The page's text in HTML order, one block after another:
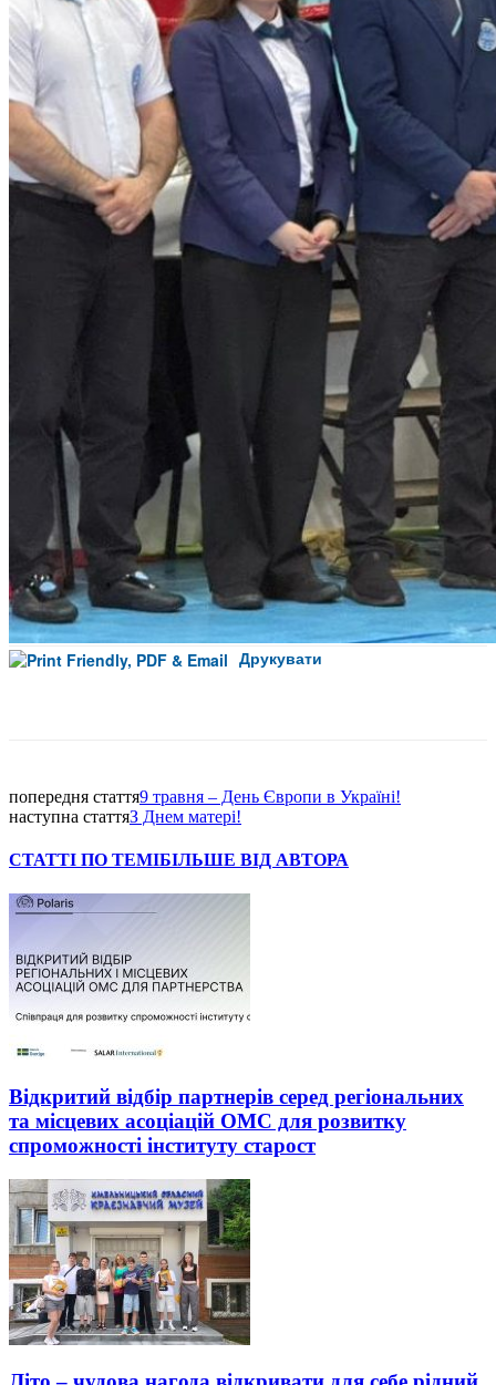
Друкувати
попередня стаття9 травня – День Європи в Україні!
наступна статтяЗ Днем матері!
СТАТТІ ПО ТЕМІБІЛЬШЕ ВІД АВТОРА
Відкритий відбір партнерів серед регіональних
та місцевих асоціацій ОМС для розвитку
спроможності інституту старост